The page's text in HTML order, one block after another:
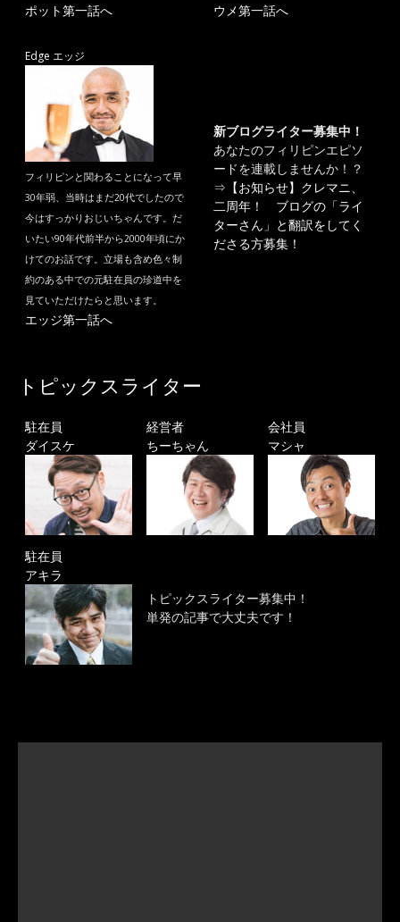
ポット第一話へ ウメ第一話へ
Edge エッジ
フィリピンと関わることになって早
30年弱、当時はまだ20代でしたので
今はすっかりおじいちゃんです。だ
いたい90年代前半から2000年頃にか
けてのお話です。立場も含め色々制
約のある中での元駐在員の珍道中を
見ていただけたらと思います。
エッジ第一話へ
新ブログライター募集中！
あなたのフィリピンエピソ
ードを連載しませんか！？
⇒ 【お知らせ】クレマニ、
二周年！ ブログの「ライ
ターさん」と翻訳をしてく
ださる方募集！
トピックスライター
駐在員
ダイスケ
経営者
ちーちゃん
会社員
マシャ
駐在員
アキラ
トピックスライター募集中！
単発の記事で大丈夫です！